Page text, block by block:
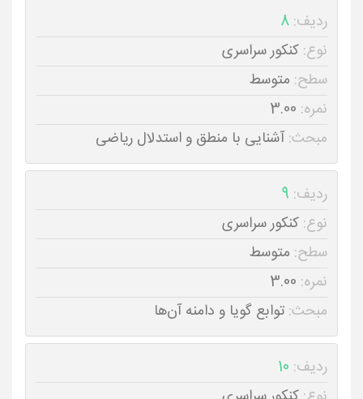
ردیف: 8
نوع: کنکور سراسری
سطح: متوسط
نمره: 3.00
مبحث: آشنایی با منطق و استدلال ریاضی
ردیف: 9
نوع: کنکور سراسری
سطح: متوسط
نمره: 3.00
مبحث: توابع گویا و دامنه آن‌ها
ردیف: 10